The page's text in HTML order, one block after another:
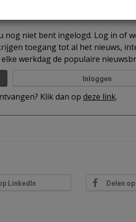
niet bent ingelogd. Log in of
toegang tot al het nieuws,
werkdag de populaire
Inloggen
Klik dan op deze link.
LinkedIn Delen